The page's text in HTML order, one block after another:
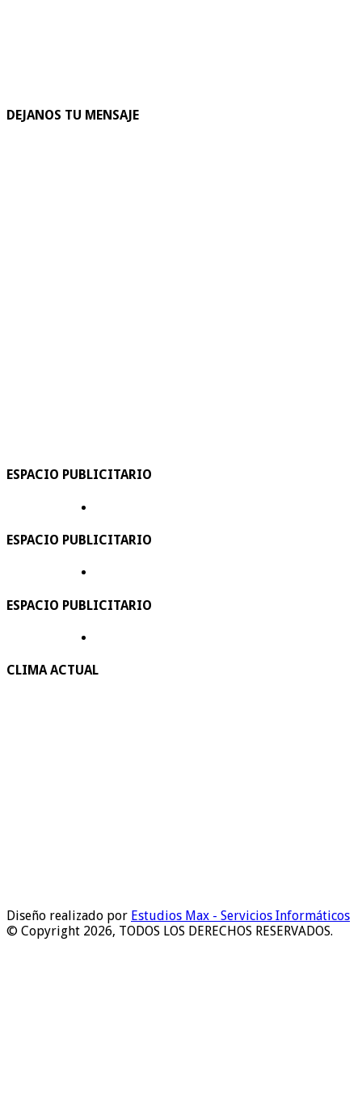
DEJANOS TU MENSAJE
ESPACIO PUBLICITARIO
ESPACIO PUBLICITARIO
ESPACIO PUBLICITARIO
CLIMA ACTUAL
Diseño realizado por Estudios Max - Servicios Informáticos
© Copyright 2026, TODOS LOS DERECHOS RESERVADOS.